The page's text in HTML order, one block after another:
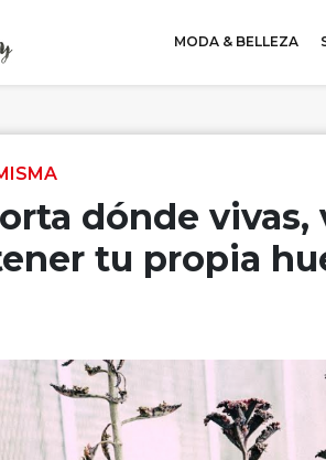
MODA & BELLEZA
dónde vivas,
tu propia